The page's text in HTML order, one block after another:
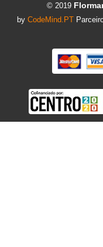
© 2019
by CodeMind.PT